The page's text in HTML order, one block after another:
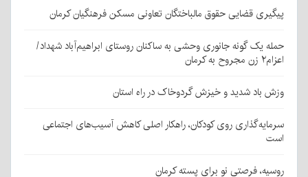
پیگیری قضایی حقوق مالباختگان تعاونی مسکن فرهنگیان کرمان
حمله یک گونه جانوری وحشی به ساکنان روستای ابراهیم‌آباد شهداد/
اعزام۲ زن مجروح به کرمان
وزش باد شدید و خیزش گردوخاک در راه استان
سرمایه‌گذاری روی کودکان، راهکار اصلی کاهش آسیب‌های اجتماعی
است
روسیه، فرصتی نو برای پسته کرمان